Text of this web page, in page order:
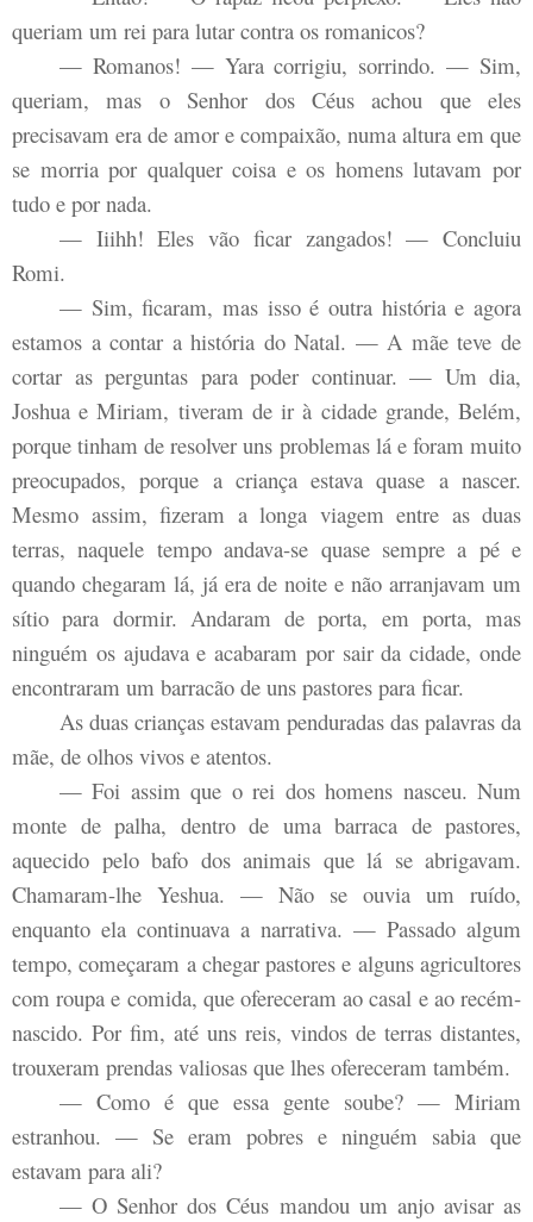
queriam um rei para lutar contra os romanicos?
— Romanos! — Yara corrigiu, sorrindo. — Sim,
queriam, mas o Senhor dos Céus achou que eles
precisavam era de amor e compaixão, numa altura em que
se morria por qualquer coisa e os homens lutavam por
tudo e por nada.
— Iiihh! Eles vão ficar zangados! — Concluiu
Romi.
— Sim, ficaram, mas isso é outra história e agora
estamos a contar a história do Natal. — A mãe teve de
cortar as perguntas para poder continuar. — Um dia,
Joshua e Miriam, tiveram de ir à cidade grande, Belém,
porque tinham de resolver uns problemas lá e foram muito
preocupados, porque a criança estava quase a nascer.
Mesmo assim, fizeram a longa viagem entre as duas
terras, naquele tempo andava-se quase sempre a pé e
quando chegaram lá, já era de noite e não arranjavam um
sítio para dormir. Andaram de porta, em porta, mas
ninguém os ajudava e acabaram por sair da cidade, onde
encontraram um barracão de uns pastores para ficar.
As duas crianças estavam penduradas das palavras da
mãe, de olhos vivos e atentos.
— Foi assim que o rei dos homens nasceu. Num
monte de palha, dentro de uma barraca de pastores,
aquecido pelo bafo dos animais que lá se abrigavam.
Chamaram-lhe Yeshua. — Não se ouvia um ruído,
enquanto ela continuava a narrativa. — Passado algum
tempo, começaram a chegar pastores e alguns agricultores
com roupa e comida, que ofereceram ao casal e ao recém-
nascido. Por fim, até uns reis, vindos de terras distantes,
trouxeram prendas valiosas que lhes ofereceram também.
— Como é que essa gente soube? — Miriam
estranhou. — Se eram pobres e ninguém sabia que
estavam para ali?
— O Senhor dos Céus mandou um anjo avisar as